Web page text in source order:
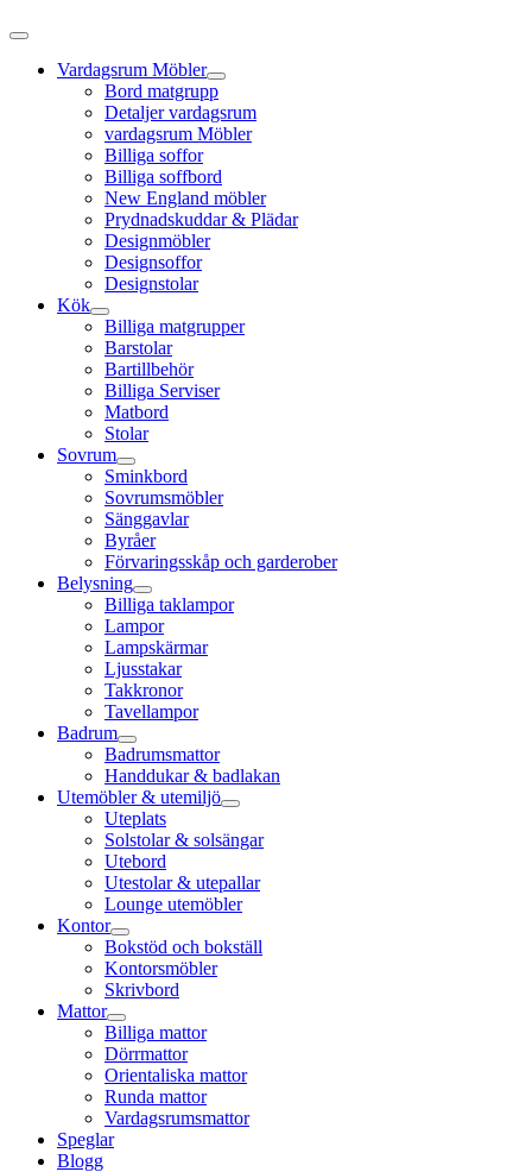
Vardagsrum Möbler
Bord matgrupp
Detaljer vardagsrum
vardagsrum Möbler
Billiga soffor
Billiga soffbord
New England möbler
Prydnadskuddar & Plädar
Designmöbler
Designsoffor
Designstolar
Kök
Billiga matgrupper
Barstolar
Bartillbehör
Billiga Serviser
Matbord
Stolar
Sovrum
Sminkbord
Sovrumsmöbler
Sänggavlar
Byråer
Förvaringsskåp och garderober
Belysning
Billiga taklampor
Lampor
Lampskärmar
Ljusstakar
Takkronor
Tavellampor
Badrum
Badrumsmattor
Handdukar & badlakan
Utemöbler & utemiljö
Uteplats
Solstolar & solsängar
Utebord
Utestolar & utepallar
Lounge utemöbler
Kontor
Bokstöd och bokställ
Kontorsmöbler
Skrivbord
Mattor
Billiga mattor
Dörrmattor
Orientaliska mattor
Runda mattor
Vardagsrumsmattor
Speglar
Blogg